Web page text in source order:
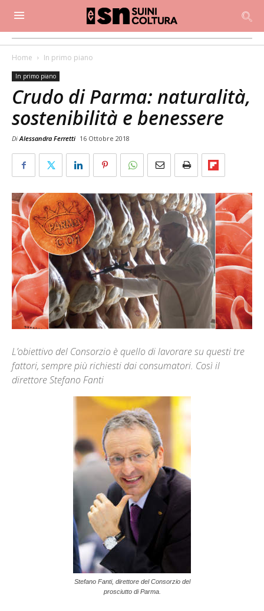
Home In primo piano
In primo piano
Crudo di Parma: naturalità,
sostenibilità e benessere
DiAlessandra Ferretti 16 Ottobre 2018
L’obiettivo del Consorzio è quello di lavorare su questi tre
fattori, sempre più richiesti dai consumatori. Così il
direttore Stefano Fanti
Stefano Fanti, direttore del Consorzio del
prosciutto di Parma.